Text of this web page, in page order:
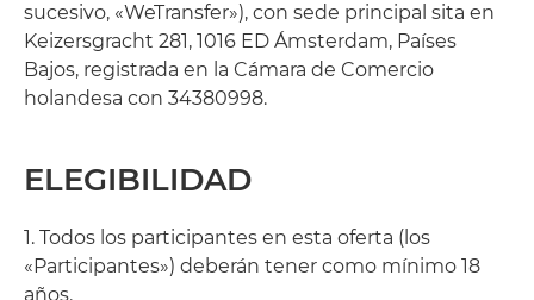
sucesivo, «WeTransfer»), con sede principal sita en
Keizersgracht 281, 1016 ED Ámsterdam, Países
Bajos, registrada en la Cámara de Comercio
holandesa con 34380998.
ELEGIBILIDAD
1. Todos los participantes en esta oferta (los
«Participantes») deberán tener como mínimo 18
años.